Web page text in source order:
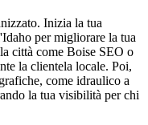
Inizia la tua
per migliorare la tua
città come Boise SEO o
la clientela locale. Poi,
come idraulico a
la tua visibilità per chi